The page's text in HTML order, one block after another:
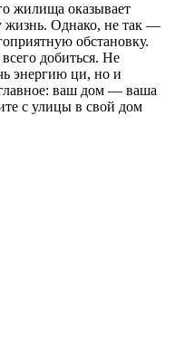
жилища оказывает
жизнь. Однако, не так —
обстановку.
добиться. Не
энергию ци, но и
ваш дом — ваша
с улицы в свой дом